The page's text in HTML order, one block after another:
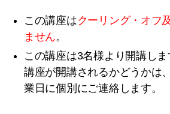
この講座はクーリング・オフ
ません。
この講座は3名様より開講し
講座が開講されるかどうかは
業日に個別にご連絡します。